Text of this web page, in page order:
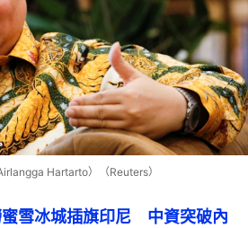
Hartarto）（Reuters）
雪冰城插旗印尼　中資突破內